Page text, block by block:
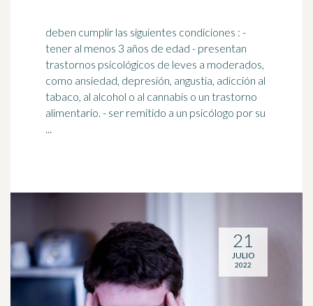
deben cumplir las siguientes condiciones : -
tener al menos 3 años de edad - presentan
trastornos psicológicos de leves a moderados,
como ansiedad, depresión, angustia, adicción al
tabaco, al alcohol o al cannabis o un trastorno
alimentario. - ser remitido a un psicólogo por su
...
21
JULIO
2022